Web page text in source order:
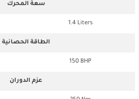
سعة المحرك
1.4 Liters
الطاقة الحصانية
150 BHP
عزم الدوران